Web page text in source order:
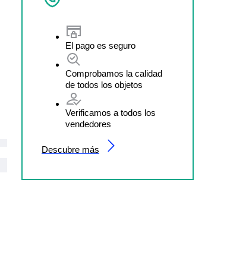
El pago es seguro
Comprobamos la calidad
de todos los objetos
Verificamos a todos los
vendedores
Descubre más